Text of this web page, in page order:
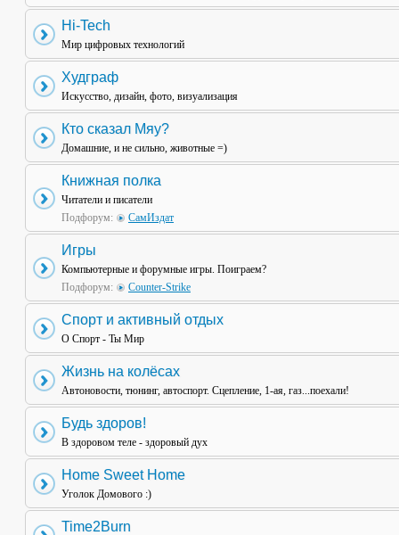
Hi-Tech
Мир цифровых технологий
Худграф
Искусство, дизайн, фото, визуализация
Кто сказал Мяу?
Домашние, и не сильно, животные =)
Книжная полка
Читатели и писатели
Подфорум:
СамИздат
Игры
Компьютерные и форумные игры. Поиграем?
Подфорум:
Counter-Strike
Спорт и активный отдых
О Спорт - Ты Мир
Жизнь на колёсах
Автоновости, тюнинг, автоспорт. Сцепление, 1-ая, газ...поехали!
Будь здоров!
В здоровом теле - здоровый дух
Home Sweet Home
Уголок Домового :)
Time2Burn